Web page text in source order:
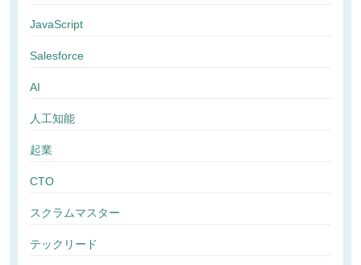
JavaScript
Salesforce
AI
人工知能
起業
CTO
スクラムマスター
テックリード